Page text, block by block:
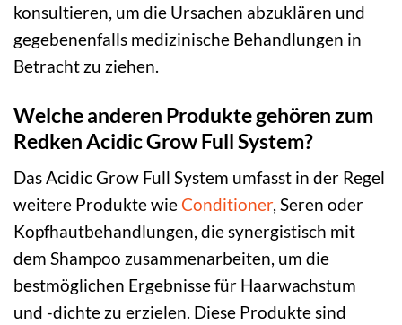
konsultieren, um die Ursachen abzuklären und
gegebenenfalls medizinische Behandlungen in
Betracht zu ziehen.
Welche anderen Produkte gehören zum
Redken Acidic Grow Full System?
Das Acidic Grow Full System umfasst in der Regel
weitere Produkte wieConditioner, Seren oder
Kopfhautbehandlungen, die synergistisch mit
dem Shampoo zusammenarbeiten, um die
bestmöglichen Ergebnisse für Haarwachstum
und -dichte zu erzielen. Diese Produkte sind